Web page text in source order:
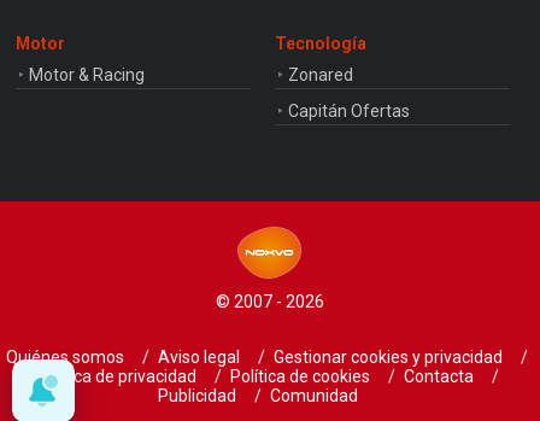
Motor
Motor & Racing
Tecnología
Zonared
Capitán Ofertas
© 2007 - 2026
Quiénes somos Aviso legal
Gestionar cookies y privacidad
Política de privacidad
Política de cookies
Contacta
Publicidad
Comunidad